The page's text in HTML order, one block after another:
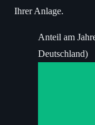
Ihrer Anlage.
Anteil am
Deutschland)